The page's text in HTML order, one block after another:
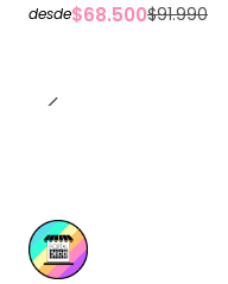
desde$68.500$91.990